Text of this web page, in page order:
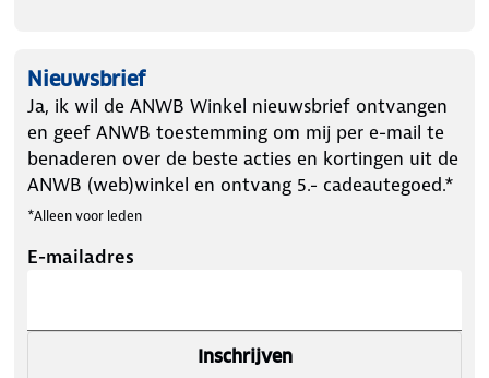
Nieuwsbrief
Ja, ik wil de ANWB Winkel nieuwsbrief ontvangen
en geef ANWB toestemming om mij per e-mail te
benaderen over de beste acties en kortingen uit de
ANWB (web)winkel en ontvang 5.- cadeautegoed.*
*Alleen voor leden
E-mailadres
Inschrijven